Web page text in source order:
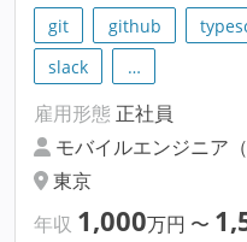
git github
slack
…
雇用形態 正社員
モバイルエンジニア
東京
年収 1,000万円 〜